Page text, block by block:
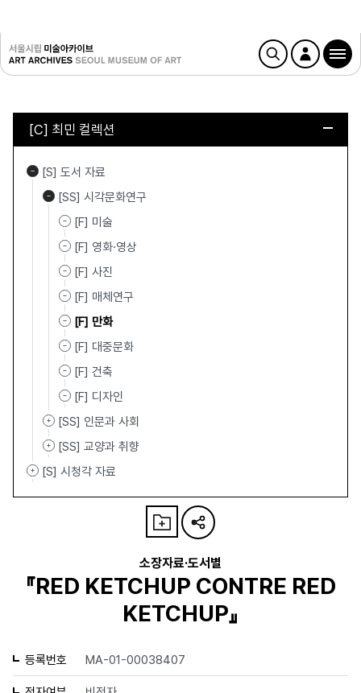
[C] 최민 컬렉션
[S] 도서 자료
[SS] 시각문화연구
[F] 미술
[F] 영화·영상
[F] 사진
[F] 매체연구
[F] 만화
[F] 대중문화
[F] 건축
[F] 디자인
[SS] 인문과 사회
[SS] 교양과 취향
[S] 시청각 자료
소장자료·도서별
『RED KETCHUP CONTRE RED
KETCHUP』
등록번호 MA-01-00038407